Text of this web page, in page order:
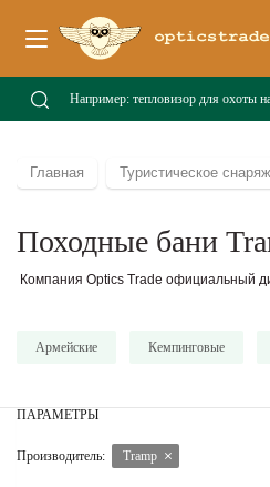
Главная Туристическое
Походные бани
Компания Optics Trade официальный
Армейские Кемпинговые
ПАРАМЕТРЫ
Производитель: Tramp